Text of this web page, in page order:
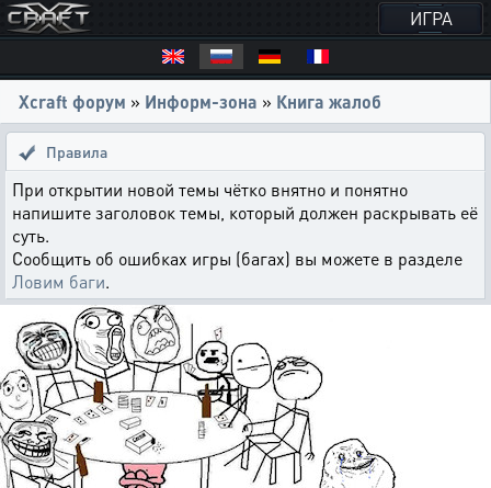
ИГРА
Xcraft форум » Информ-зона » Книга жалоб
Правила
При открытии новой темы чётко внятно и понятно
напишите заголовок темы, который должен раскрывать её
суть.
Сообщить об ошибках игры (багах) вы можете в разделе
Ловим баги.